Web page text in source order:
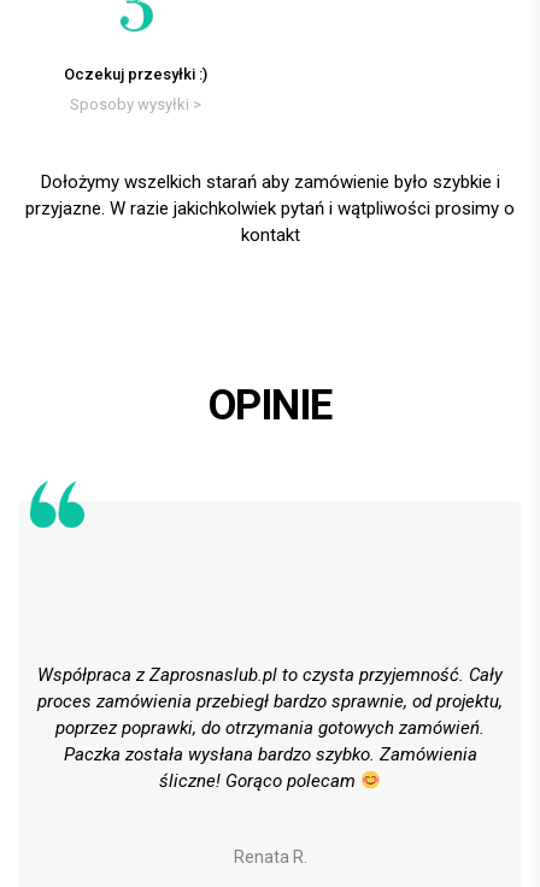
Oczekuj przesyłki :)
Sposoby wysyłki >
Dołożymy wszelkich starań aby zamówienie było szybkie i
przyjazne. W razie jakichkolwiek pytań i wątpliwości prosimy o
kontakt
OPINIE
Współpraca z Zaprosnaslub.pl to czysta przyjemność. Cały
proces zamówienia przebiegł bardzo sprawnie, od projektu,
poprzez poprawki, do otrzymania gotowych zamówień.
Paczka została wysłana bardzo szybko. Zamówienia
śliczne! Gorąco polecam
Renata R.